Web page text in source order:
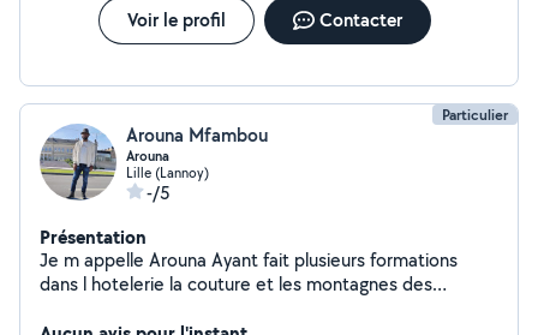
Voir le profil Contacter
Particulier
Arouna Mfambou
Arouna
Lille (Lannoy)
-/5
Présentation
Je m appelle Arouna Ayant fait plusieurs formations
dans l hotelerie la couture et les montagnes des